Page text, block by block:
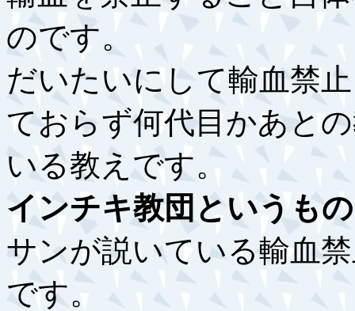
のです。
だいたいにして輸血禁
ておらず何代目かあと
いる教えです。
インチキ教団というも
サンが説いている輸血
です。